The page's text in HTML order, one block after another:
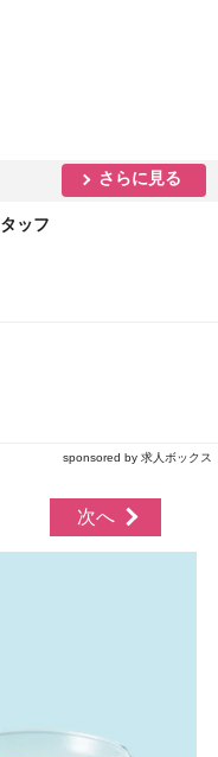
さらに見る
ッフ
sponsored by 求人ボックス
次へ